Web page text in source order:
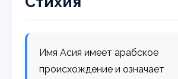
Имя Асия имеет арабское
происхождение и означает